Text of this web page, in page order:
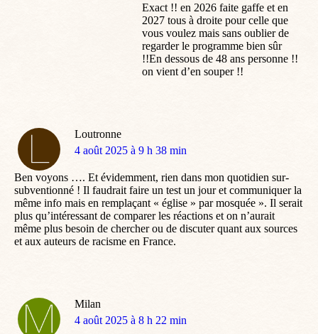
Exact !! en 2026 faite gaffe et en
2027 tous à droite pour celle que
vous voulez mais sans oublier de
regarder le programme bien sûr
!!En dessous de 48 ans personne !!
on vient d’en souper !!
Loutronne
dit
4 août 2025 à 9 h 38 min
Ben voyons …. Et évidemment, rien dans mon quotidien sur-
subventionné ! Il faudrait faire un test un jour et communiquer la
même info mais en remplaçant « église » par mosquée ». Il serait
plus qu’intéressant de comparer les réactions et on n’aurait
même plus besoin de chercher ou de discuter quant aux sources
et aux auteurs de racisme en France.
Milan
dit
4 août 2025 à 8 h 22 min